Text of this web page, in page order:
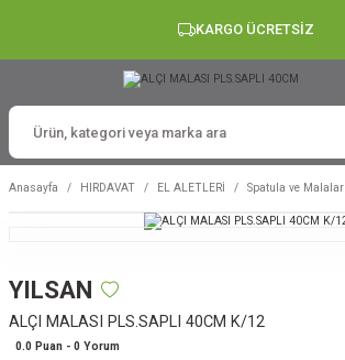
KARGO ÜCRETSİZ
Anasayfa HIRDAVAT EL ALETLERİ Spatula ve Malalar
YILSAN
ALÇI MALASI PLS.SAPLI 40CM K/12
0.0 Puan - 0 Yorum